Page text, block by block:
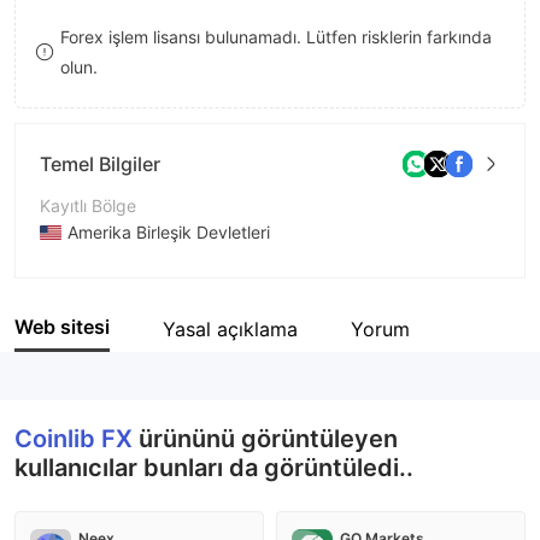
8
9
8
Forex işlem lisansı bulunamadı. Lütfen risklerin farkında
olun.
Temel Bilgiler
Kayıtlı Bölge
Amerika Birleşik Devletleri
Şirket Adı
Web sitesi Yasal açıklama Yorum
Coinlib FX ürününü görüntüleyen
kullanıcılar bunları da görüntüledi..